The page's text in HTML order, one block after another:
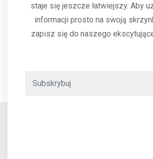
staje się jeszcze łatwiejszy. Aby
informacji prosto na swoją
zapisz się do naszego